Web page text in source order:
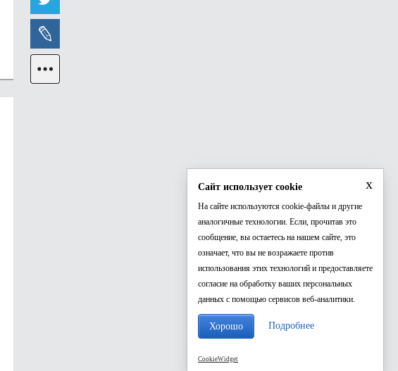
x
Сайт использует cookie
На сайте используются cookie-файлы и другие
аналогичные технологии. Если, прочитав это
сообщение, вы остаетесь на нашем сайте, это
означает, что вы не возражаете против
использования этих технологий и предоставляете
согласие на обработку ваших персональных
данных с помощью сервисов веб-аналитики.
Хорошо Подробнее
CookieWidget